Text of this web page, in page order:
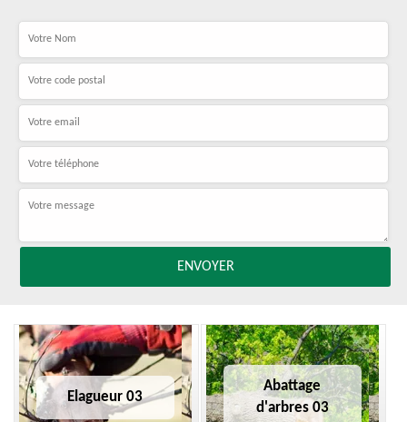
Elagueur 03
Abattage
d'arbres 03